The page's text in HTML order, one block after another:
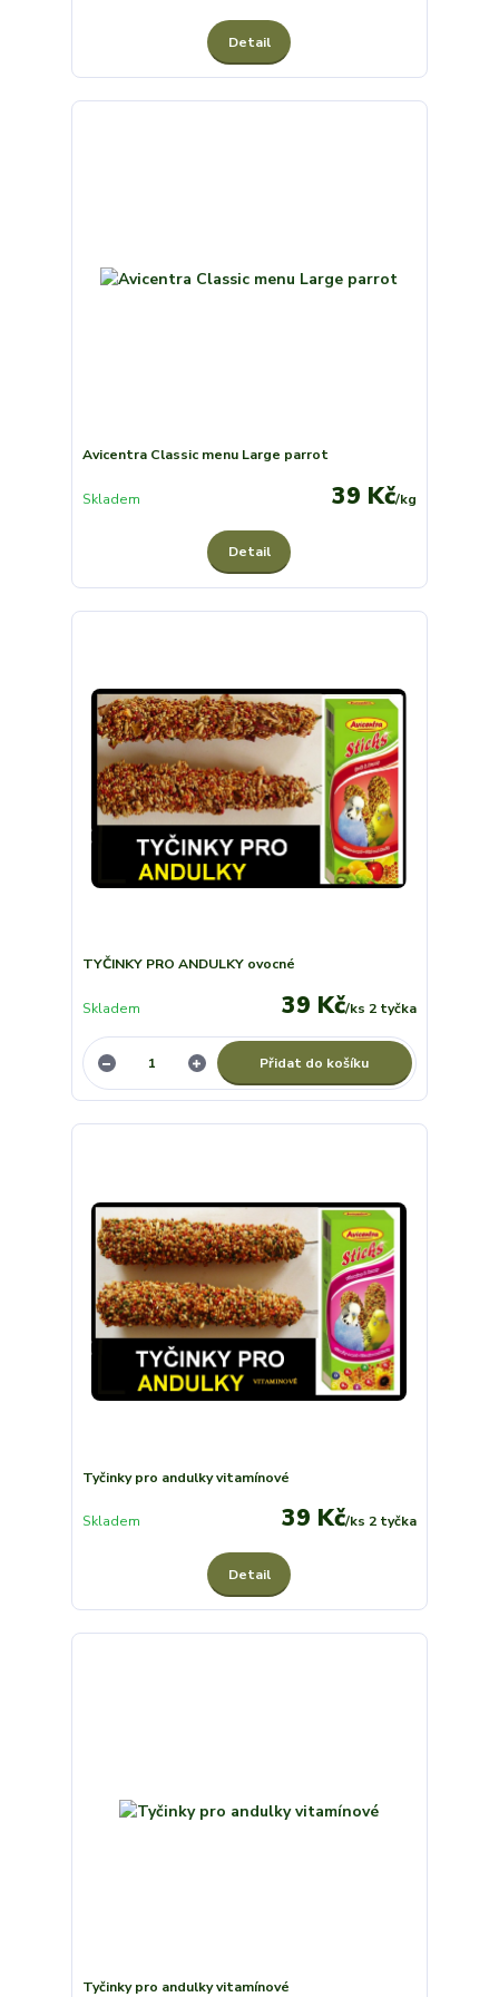
Detail
Avicentra Classic menu Large parrot
39 Kč/kg
Skladem
Detail
TYČINKY PRO ANDULKY ovocné
39 Kč/ks 2 tyčka
Skladem
Přidat do košíku
Tyčinky pro andulky vitamínové
39 Kč/ks 2 tyčka
Skladem
Detail
Tyčinky pro andulky vitamínové